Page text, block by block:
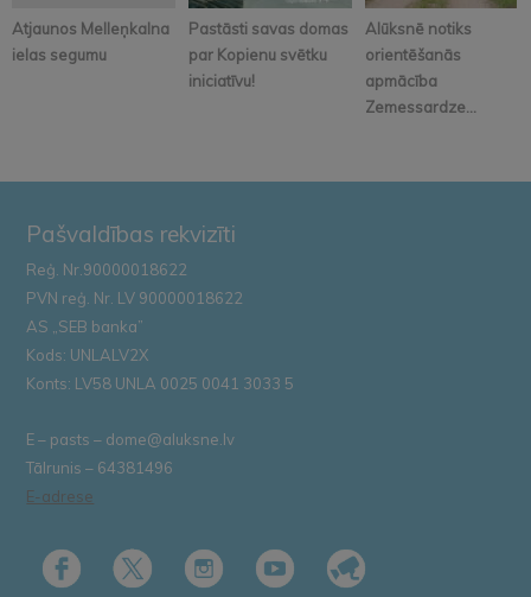
Atjaunos Melleņkalna
ielas segumu
Pastāsti savas domas
par Kopienu svētku
iniciatīvu!
Alūksnē notiks
orientēšanās
apmācība
Zemessardze...
Pašvaldības rekvizīti
Reģ. Nr.90000018622
PVN reģ. Nr. LV 90000018622
AS „SEB banka”
Kods: UNLALV2X
Konts: LV58 UNLA 0025 0041 3033 5
E – pasts – dome@aluksne.lv
Tālrunis – 64381496
E-adrese